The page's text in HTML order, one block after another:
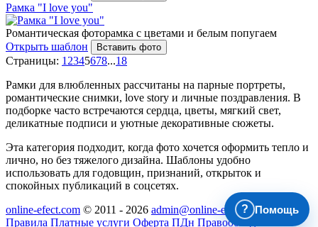
Рамка "I love you"
Романтическая фоторамка с цветами и белым попугаем
Открыть шаблон
Вставить фото
Страницы: 1 2345678...18
Рамки для влюбленных рассчитаны на парные портреты,
романтические снимки, love story и личные поздравления. В
подборке часто встречаются сердца, цветы, мягкий свет,
деликатные подписи и уютные декоративные сюжеты.
Эта категория подходит, когда фото хочется оформить тепло и
лично, но без тяжелого дизайна. Шаблоны удобно
использовать для годовщин, признаний, открыток и
спокойных публикаций в соцсетях.
online-efect.com © 2011 - 2026 admin@online-efect.com
Правила Платные услуги Оферта ПДн Правообладателям
? Помощь